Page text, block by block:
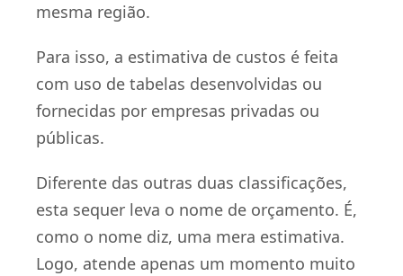
mesma região.
Para isso, a estimativa de custos é feita
com uso de tabelas desenvolvidas ou
fornecidas por empresas privadas ou
públicas.
Diferente das outras duas classificações,
esta sequer leva o nome de orçamento. É,
como o nome diz, uma mera estimativa.
Logo, atende apenas um momento muito